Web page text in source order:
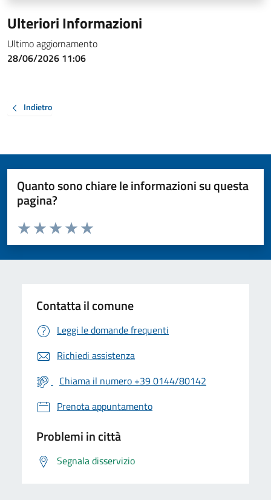
Ulteriori Informazioni
Ultimo aggiornamento
28/06/2026 11:06
Indietro
Quanto sono chiare le informazioni su questa
pagina?
Valuta da 1 a 5 stelle la pagina
Valuta 5 stelle su 5
Valuta 4 stelle su 5
Valuta 3 stelle su 5
Valuta 2 stelle su 5
Valuta 1 stelle su 5
Contatta il comune
Leggi le domande frequenti
Richiedi assistenza
Chiama il numero +39 0144/80142
Prenota appuntamento
Problemi in città
Segnala disservizio